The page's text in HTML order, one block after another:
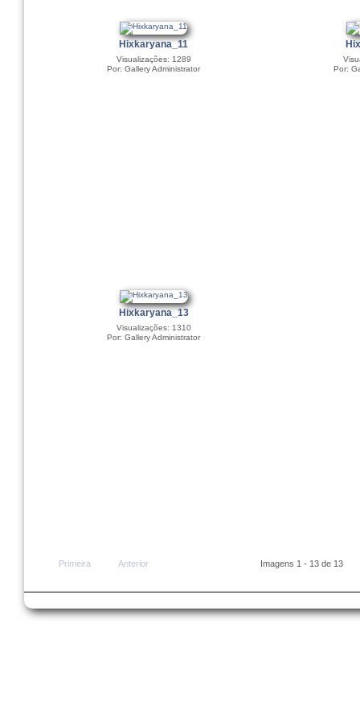
Hixkaryana_11
Visualizações: 1289
Por: Gallery Administrator
Por:
Hixkaryana_13
Visualizações: 1310
Por: Gallery Administrator
Primeira Anterior Imagens 1 - 13 de 13